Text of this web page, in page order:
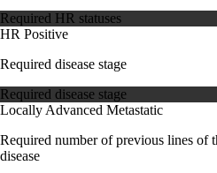
Required HR statuses
HR Positive
Required disease stage
Required disease stage
Locally Advanced Metastatic
Required number of previous lines of
disease